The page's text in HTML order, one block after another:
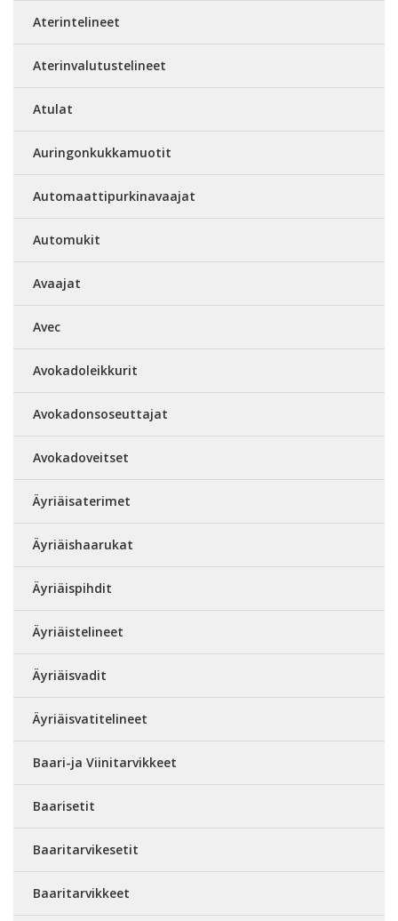
Aterintelineet
Aterinvalutustelineet
Atulat
Auringonkukkamuotit
Automaattipurkinavaajat
Automukit
Avaajat
Avec
Avokadoleikkurit
Avokadonsoseuttajat
Avokadoveitset
Äyriäisaterimet
Äyriäishaarukat
Äyriäispihdit
Äyriäistelineet
Äyriäisvadit
Äyriäisvatitelineet
Baari-ja Viinitarvikkeet
Baarisetit
Baaritarvikesetit
Baaritarvikkeet